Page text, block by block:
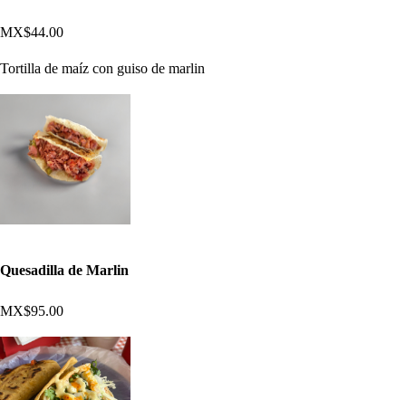
MX$44.00
Tortilla de maíz con guiso de marlin
Quesadilla de Marlin
MX$95.00